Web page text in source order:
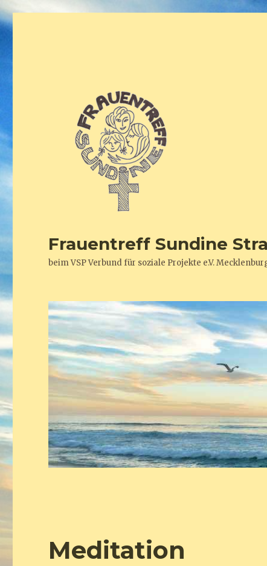
Frauentreff Sundine
beim VSP Verbund für soziale Projekte e.V.
Meditation